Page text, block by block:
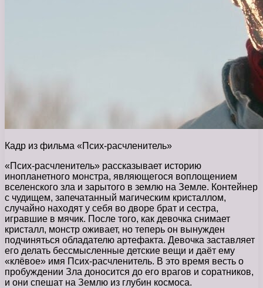
Кадр из фильма «Псих-расчленитель»
«Псих-расчленитель» рассказывает историю
инопланетного монстра, являющегося воплощением
вселенского зла и зарытого в землю на Земле. Контейнер
с чудищем, запечатанный магическим кристаллом,
случайно находят у себя во дворе брат и сестра,
игравшие в мячик. После того, как девочка снимает
кристалл, монстр оживает, но теперь он вынужден
подчиняться обладателю артефакта. Девочка заставляет
его делать бессмысленные детские вещи и даёт ему
«клёвое» имя Псих-расчленитель. В это время весть о
пробуждении Зла доносится до его врагов и соратников,
и они спешат на Землю из глубин космоса.